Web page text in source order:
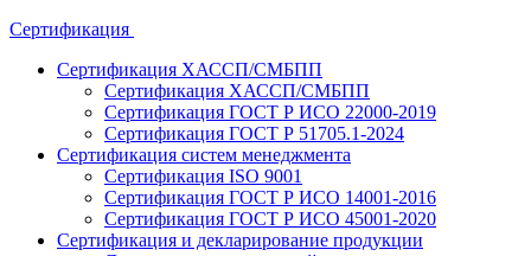
Сертификация
Сертификация ХАССП/СМБПП
Сертификация ХАССП/СМБПП
Сертификация ГОСТ Р ИСО 22000-2019
Сертификация ГОСТ Р 51705.1-2024
Сертификация систем менеджмента
Сертификация ISO 9001
Сертификация ГОСТ Р ИСО 14001-2016
Сертификация ГОСТ Р ИСО 45001-2020
Сертификация и декларирование продукции